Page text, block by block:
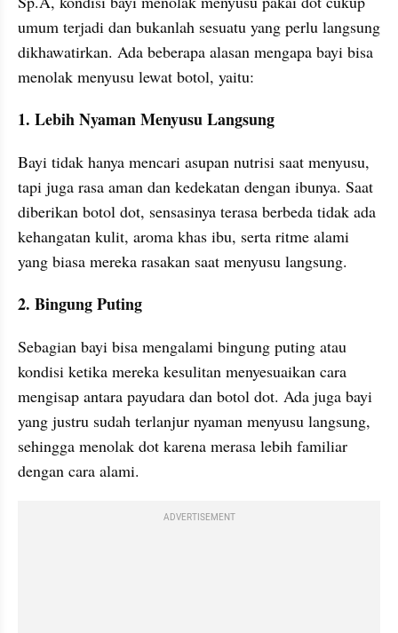
umum terjadi dan bukanlah sesuatu yang perlu langsung
dikhawatirkan. Ada beberapa alasan mengapa bayi bisa
menolak menyusu lewat botol, yaitu:
1. Lebih Nyaman Menyusu Langsung
Bayi tidak hanya mencari asupan nutrisi saat menyusu,
tapi juga rasa aman dan kedekatan dengan ibunya. Saat
diberikan botol dot, sensasinya terasa berbeda tidak ada
kehangatan kulit, aroma khas ibu, serta ritme alami
yang biasa mereka rasakan saat menyusu langsung.
2. Bingung Puting
Sebagian bayi bisa mengalami bingung puting atau
kondisi ketika mereka kesulitan menyesuaikan cara
mengisap antara payudara dan botol dot. Ada juga bayi
yang justru sudah terlanjur nyaman menyusu langsung,
sehingga menolak dot karena merasa lebih familiar
dengan cara alami.
ADVERTISEMENT